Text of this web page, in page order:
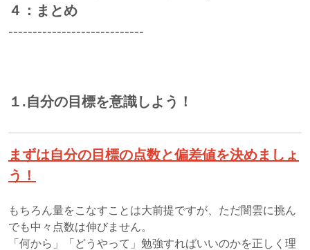
４：まとめ
----------------------------
１.自分の目標を意識しよう！
まずは自分の目標の点数と偏差値を決めましょ
う！
もちろん量をこなすことは大前提ですが、ただ闇雲に挑ん
でも中々点数は伸びません。
「何から」「どうやって」勉強すればいいのかを正しく理